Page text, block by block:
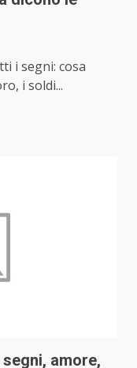
i segni: cosa
i soldi...
amore,